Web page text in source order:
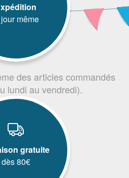
même
des articles commandés
lundi au vendredi).
gratuite
dès 80€